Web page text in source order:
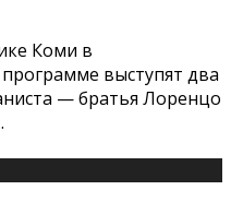
Коми в
выступят два
— братья Лоренцо